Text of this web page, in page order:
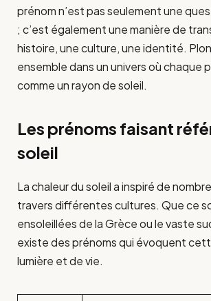
prénom n’est pas seulement une
; c’est également une manière de
histoire, une culture, une identité.
ensemble dans un univers où chaque
comme un rayon de soleil.
Les prénoms faisant
soleil
La chaleur du soleil a inspiré de
travers différentes cultures. Que ce
ensoleillées de la Grèce ou le vaste
existe des prénoms qui évoquent
lumière et de vie.